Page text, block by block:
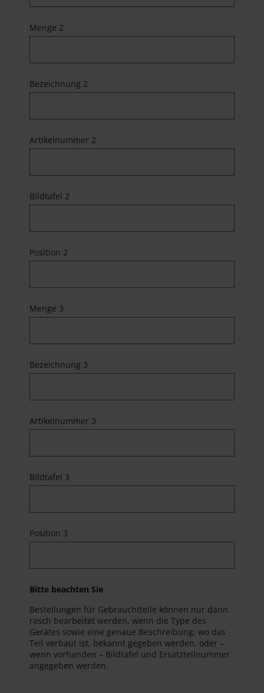
Menge 2
Bezeichnung 2
Artikelnummer 2
Bildtafel 2
Position 2
Menge 3
Bezeichnung 3
Artikelnummer 3
Bildtafel 3
Position 3
Bitte beachten Sie
Bestellungen für Gebrauchtteile können nur dann
rasch bearbeitet werden, wenn die Type des
Gerätes sowie eine genaue Beschreibung, wo das
Teil verbaut ist, bekannt gegeben werden, oder –
wenn vorhanden – Bildtafel und Ersatzteilnummer
angegeben werden.